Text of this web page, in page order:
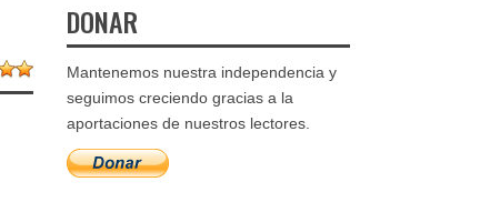
DONAR
Mantenemos nuestra independencia y
seguimos creciendo gracias a la
aportaciones de nuestros lectores.